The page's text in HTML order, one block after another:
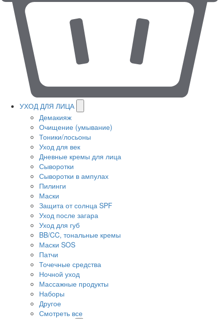
УХОД ДЛЯ ЛИЦА
Демакияж
Очищение (умывание)
Тоники/лосьоны
Уход для век
Дневные кремы для лица
Сыворотки
Сыворотки в ампулах
Пилинги
Маски
Защита от солнца SPF
Уход после загара
Уход для губ
BB/CC, тональные кремы
Маски SOS
Патчи
Точечные средства
Ночной уход
Массажные продукты
Наборы
Другое
Смотреть все